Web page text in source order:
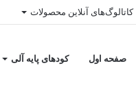
کاتالوگ‌های آنلاین محصولات
صفحه اول کودهای پایه آلی